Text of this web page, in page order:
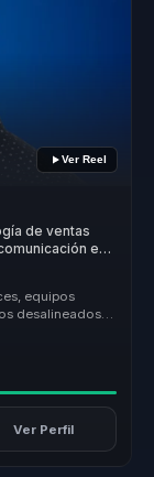
Ver Reel
de ventas
en
equipos
desalineados y
Ver Perfil